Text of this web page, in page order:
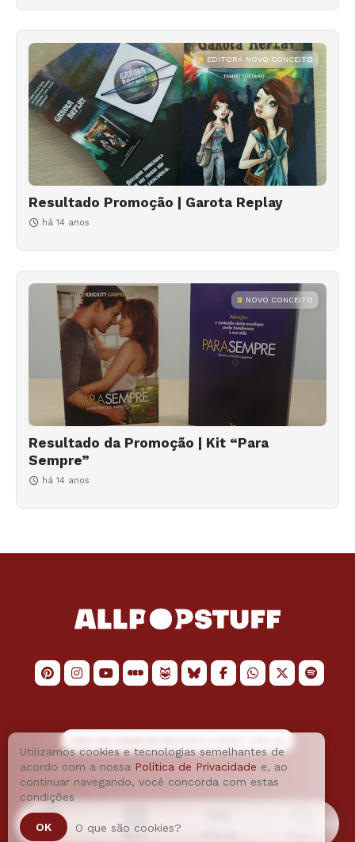
EDITORA NOVO CONCEITO
Resultado Promoção | Garota Replay
há 14 anos
NOVO CONCEITO
Resultado da Promoção | Kit “Para
Sempre”
há 14 anos
Utilizamos cookies e tecnologias semelhantes de
acordo com a nossa Política de Privacidade e, ao
continuar navegando, você concorda com estas
condições
OK O que são cookies?
Home